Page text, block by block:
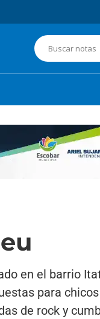
en el barrio
para
de rock y